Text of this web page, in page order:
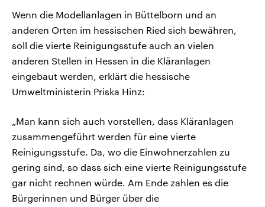
Wenn die Modellanlagen in Büttelborn und an
anderen Orten im hessischen Ried sich bewähren,
soll die vierte Reinigungsstufe auch an vielen
anderen Stellen in Hessen in die Kläranlagen
eingebaut werden, erklärt die hessische
Umweltministerin Priska Hinz:
„Man kann sich auch vorstellen, dass Kläranlagen
zusammengeführt werden für eine vierte
Reinigungsstufe. Da, wo die Einwohnerzahlen zu
gering sind, so dass sich eine vierte Reinigungsstufe
gar nicht rechnen würde. Am Ende zahlen es die
Bürgerinnen und Bürger über die